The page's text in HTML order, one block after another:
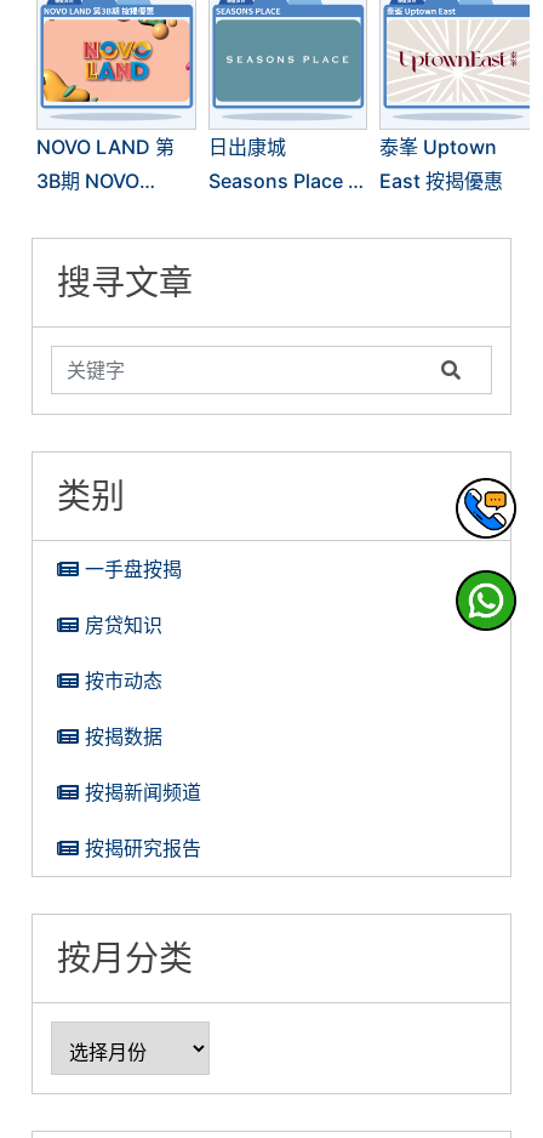
NOVO LAND 第
3B期 NOVO
日出康城
Seasons Place 按
泰峯 Uptown
East 按揭優惠
搜寻文章
类别
一手盘按揭
房贷知识
按市动态
按揭数据
按揭新闻频道
按揭研究报告
按月分类